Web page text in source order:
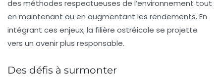
des méthodes respectueuses de l’environnement tout
en maintenant ou en augmentant les rendements. En
intégrant ces enjeux, la filière ostréicole se projette
vers un avenir plus responsable.
Des défis à surmonter